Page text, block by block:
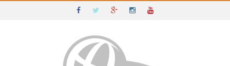
IGUAÍ E SUDOESTE DA BAHIA